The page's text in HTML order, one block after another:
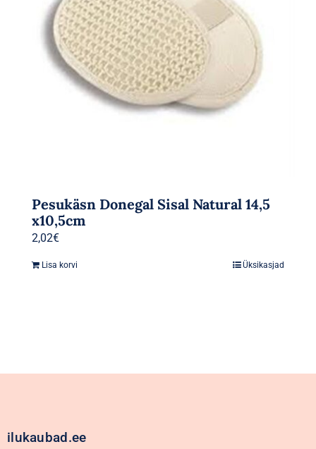
Pesukäsn Donegal Sisal Natural 14,5
x10,5cm
2,02€
Lisa korvi Üksikasjad
ilukaubad.ee